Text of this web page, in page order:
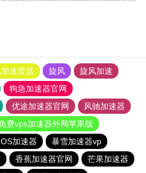
速度器 旋风
旋风加速
狗急加速器官网
优途加速器官网
风驰加速器
费vps加速器外网苹果版
加速器
暴雪加速器vp
香蕉加速器官网
芒果加速器